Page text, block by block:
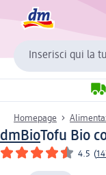
Inserisci qui la
Homepage
dmBioTofu Bio
4.5 (